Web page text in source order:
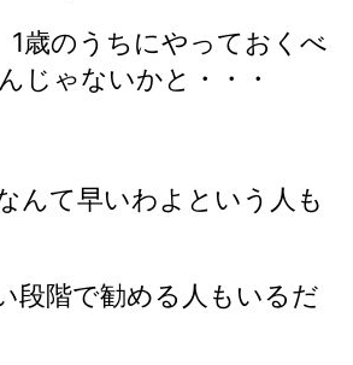
1歳のうちにやっておくべ
じゃないかと・・・
んて早いわよという人も
段階で勧める人もいるだ